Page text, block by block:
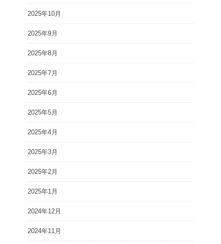
2025年10月
2025年9月
2025年8月
2025年7月
2025年6月
2025年5月
2025年4月
2025年3月
2025年2月
2025年1月
2024年12月
2024年11月